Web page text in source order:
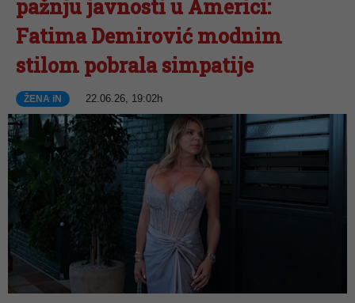
pažnju javnosti u Americi:
Fatima Demirović modnim
stilom pobrala simpatije
ŽENA iN 22.06.26, 19:02h